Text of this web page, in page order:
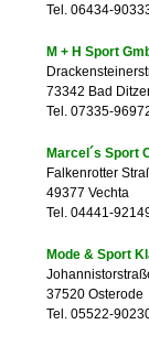
Tel. 06434-
M + H Sport
73342 Bad
Tel. 07335-
Marcel´s Sport
Falkenrotter
49377 Vechta
Tel. 04441-
Mode & Sport
37520 Osterode
Tel. 05522-